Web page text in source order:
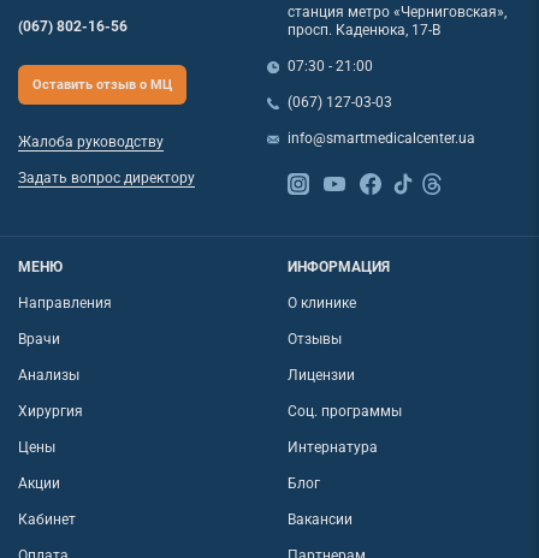
(067) 802-16-56
Оставить отзыв о МЦ
Жалоба руководству
Задать вопрос директору
станция метро «Черниговская»,
просп. Каденюка, 17-В
07:30 - 21:00
(067) 127-03-03
info@smartmedicalcenter.ua
МЕНЮ
Направления
Врачи
Анализы
Хирургия
Цены
Акции
Кабинет
ИНФОРМАЦИЯ
О клинике
Отзывы
Лицензии
Соц. программы
Интернатура
Блог
Вакансии